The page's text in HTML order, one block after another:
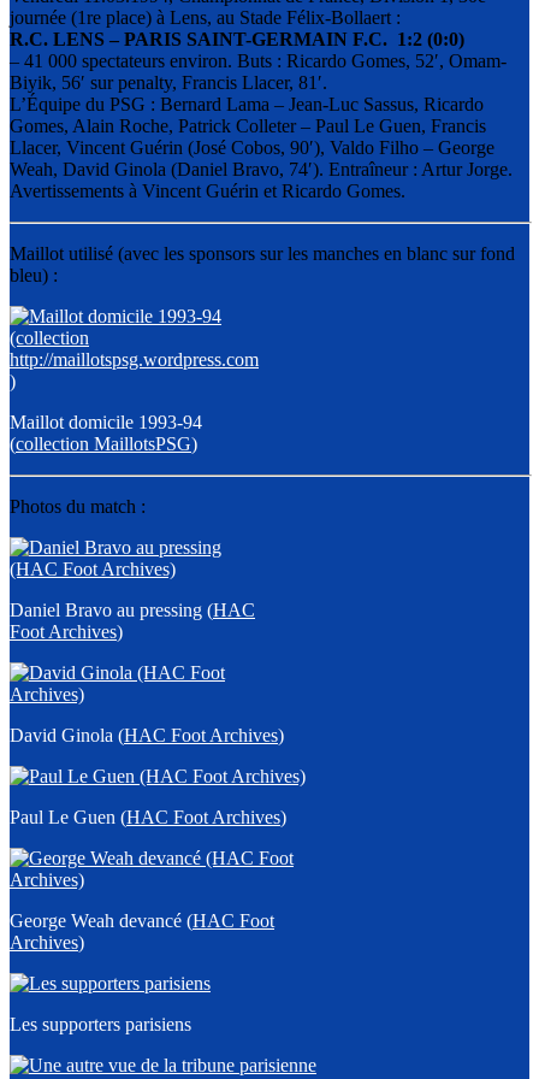
journée (1re place) à Lens, au Stade Félix-Bollaert :
R.C. LENS – PARIS SAINT-GERMAIN F.C. 1:2 (0:0)
– 41 000 spectateurs environ. Buts : Ricardo Gomes, 52′, Omam-
Biyik, 56′ sur penalty, Francis Llacer, 81′.
L’Équipe du PSG : Bernard Lama – Jean-Luc Sassus, Ricardo
Gomes, Alain Roche, Patrick Colleter – Paul Le Guen, Francis
Llacer, Vincent Guérin (José Cobos, 90′), Valdo Filho – George
Weah, David Ginola (Daniel Bravo, 74′). Entraîneur : Artur Jorge.
Avertissements à Vincent Guérin et Ricardo Gomes.
Maillot utilisé (avec les sponsors sur les manches en blanc sur fond
bleu) :
Maillot domicile 1993-94
(collection MaillotsPSG)
Photos du match :
Daniel Bravo au pressing (HAC
Foot Archives)
David Ginola (HAC Foot Archives)
Paul Le Guen (HAC Foot Archives)
George Weah devancé (HAC Foot
Archives)
Les supporters parisiens